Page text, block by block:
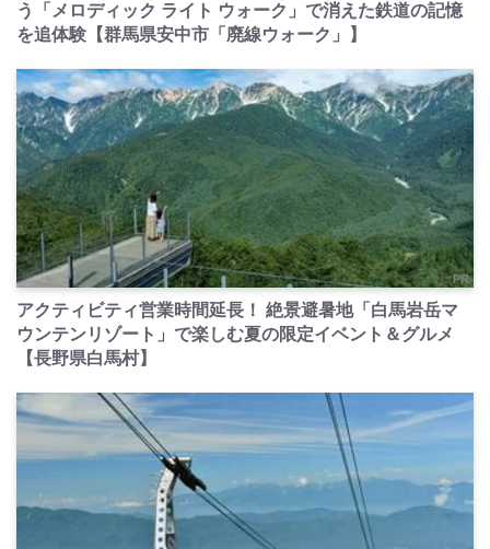
う「メロディック ライト ウォーク」で消えた鉄道の記憶
を追体験【群馬県安中市「廃線ウォーク」】
PR
アクティビティ営業時間延長！ 絶景避暑地「白馬岩岳マ
ウンテンリゾート」で楽しむ夏の限定イベント＆グルメ
【長野県白馬村】